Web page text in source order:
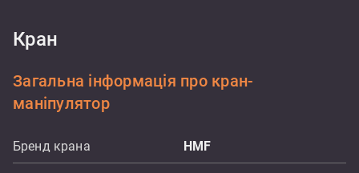
Кран
Загальна інформація про кран-
маніпулятор
Бренд крана HMF